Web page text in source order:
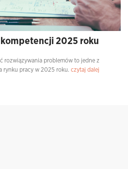
2025 roku
rozwiązywania problemów to jedne z
rynku pracy w 2025 roku. czytaj dalej